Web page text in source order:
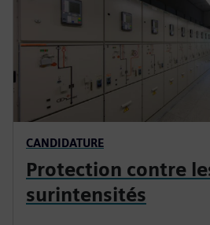
CANDIDATURE
Protection contre
surintensités